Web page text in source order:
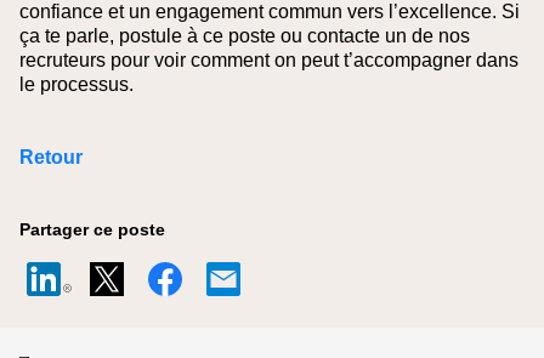
confiance et un engagement commun vers l’excellence. Si
ça te parle, postule à ce poste ou contacte un de nos
recruteurs pour voir comment on peut t’accompagner dans
le processus.
Retour
Partager ce poste